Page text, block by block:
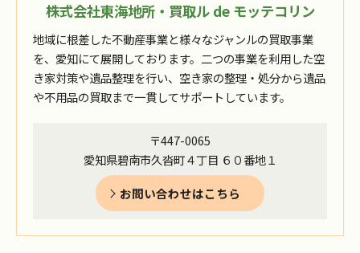
株式会社東海地所・買取ル de モッテコリン
地域に根差した不動産事業と様々なジャンルの買取事業
を、愛知にて展開しております。二つの事業を利用した空
き家対策や遺品整理を行い、空き家の整理・処分から遺品
や不用品の買取まで一貫してサポートしています。
〒447-0065
愛知県碧南市久沓町４丁目 ６０番地１
お問い合わせはこちら